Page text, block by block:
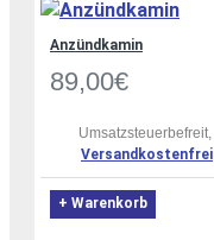
Anzündkamin
89,00€
Umsatzsteuerbefreit,
Versandkostenfrei
+ Warenkorb